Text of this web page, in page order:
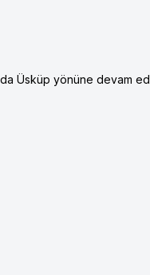
Üsküp yönüne devam